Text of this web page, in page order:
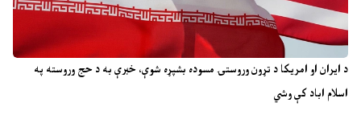
د ایران او امریکا د تړون وروستۍ مسوده بشپړه شوې، خبرې به د حج وروسته په
اسلام اباد کې وشي